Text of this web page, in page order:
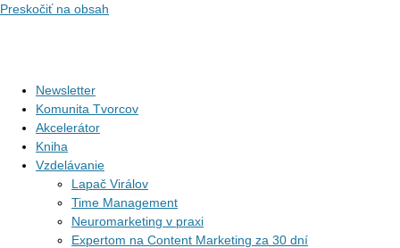
Preskočiť na obsah
Newsletter
Komunita Tvorcov
Akcelerátor
Kniha
Vzdelávanie
Lapač Virálov
Time Management
Neuromarketing v praxi
Expertom na Content Marketing za 30 dní